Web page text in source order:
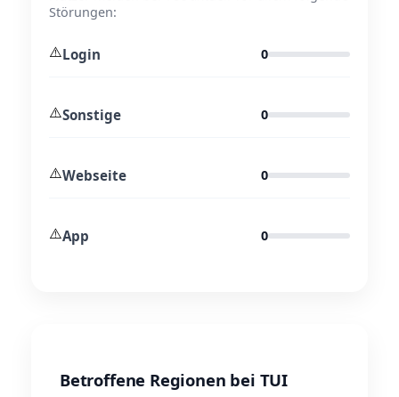
Störungen:
⚠️Login 0
⚠️Sonstige 0
⚠️Webseite 0
⚠️App 0
Betroffene Regionen bei TUI